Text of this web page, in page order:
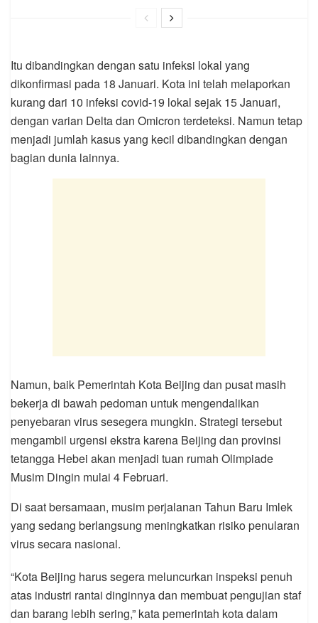
Itu dibandingkan dengan satu infeksi lokal yang
dikonfirmasi pada 18 Januari. Kota ini telah melaporkan
kurang dari 10 infeksi covid-19 lokal sejak 15 Januari,
dengan varian Delta dan Omicron terdeteksi. Namun tetap
menjadi jumlah kasus yang kecil dibandingkan dengan
bagian dunia lainnya.
Namun, baik Pemerintah Kota Beijing dan pusat masih
bekerja di bawah pedoman untuk mengendalikan
penyebaran virus sesegera mungkin. Strategi tersebut
mengambil urgensi ekstra karena Beijing dan provinsi
tetangga Hebei akan menjadi tuan rumah Olimpiade
Musim Dingin mulai 4 Februari.
Di saat bersamaan, musim perjalanan Tahun Baru Imlek
yang sedang berlangsung meningkatkan risiko penularan
virus secara nasional.
“Kota Beijing harus segera meluncurkan inspeksi penuh
atas industri rantai dinginnya dan membuat pengujian staf
dan barang lebih sering,” kata pemerintah kota dalam